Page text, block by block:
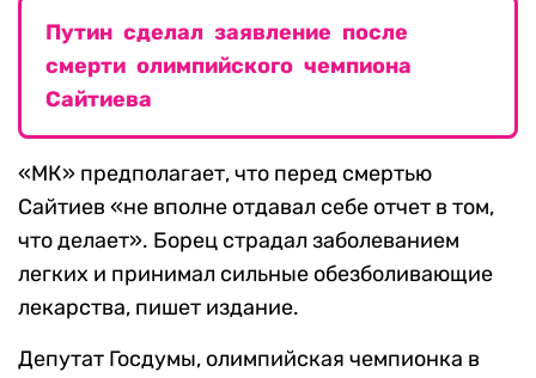
Путин сделал заявление после
смерти олимпийского чемпиона
Сайтиева
«МК» предполагает, что перед смертью
Сайтиев «не вполне отдавал себе отчет в том,
что делает». Борец страдал заболеванием
легких и принимал сильные обезболивающие
лекарства, пишет издание.
Депутат Госдумы, олимпийская чемпионка в